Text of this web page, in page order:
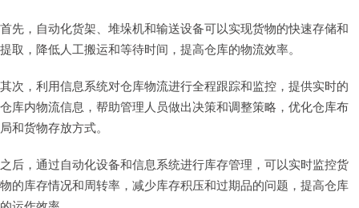
首先，自动化货架、堆垛机和输送设备可以实现货物的快速存储和
提取，降低人工搬运和等待时间，提高仓库的物流效率。
其次，利用信息系统对仓库物流进行全程跟踪和监控，提供实时的
仓库内物流信息，帮助管理人员做出决策和调整策略，优化仓库布
局和货物存放方式。
之后，通过自动化设备和信息系统进行库存管理，可以实时监控货
物的库存情况和周转率，减少库存积压和过期品的问题，提高仓库